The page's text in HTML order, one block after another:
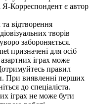
Я-Корреспондент є автор
відтворення
творів
забороняється.
призначені для осіб
іграх може
правил
При виявленні перших
до спеціаліста.
іграх не може бути